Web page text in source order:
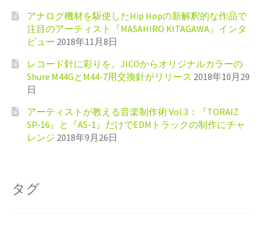
アナログ機材を駆使したHip Hopの新解釈的な作品で
注目のアーティスト『MASAHIRO KITAGAWA』インタ
ビュー 2018年11月8日
レコード針に彩りを。JICOからオリジナルカラーの
Shure M44GとM44-7用交換針がリリース 2018年10月29
日
アーティストが教える音楽制作術 Vol.3：『TORAIZ
SP-16』と『AS-1』だけでEDMトラックの制作にチャ
レンジ 2018年9月26日
タグ